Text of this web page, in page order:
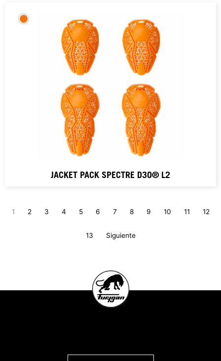
JACKET PACK SPECTRE D3O® L2
1 2 3 4 5 6 7 8 9 10 11 12
13 Siguiente